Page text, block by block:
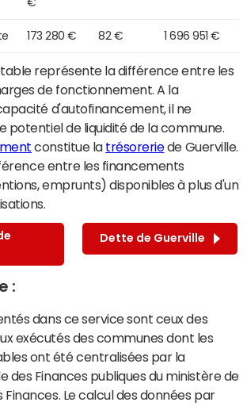
173 280 € 82 € 1 696 951 €
représente la différence entre les
de fonctionnement. A la
d'autofinancement, il ne
potentiel de liquidité de la commune.
constitue la trésoreriede Guerville.
entre les financements
emprunts) disponibles à plus d'un
Dette de Guerville
:
dans ce service sont ceux des
exécutés des communes dont les
ont été centralisées par la
des Finances publiques du ministère de
Finances. Le calcul des données par